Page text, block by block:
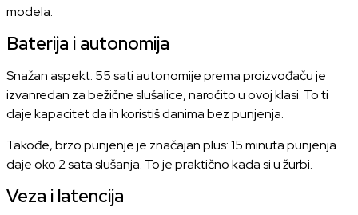
modela.
Baterija i autonomija
Snažan aspekt: 55 sati autonomije prema proizvođaču je
izvanredan za bežične slušalice, naročito u ovoj klasi. To ti
daje kapacitet da ih koristiš danima bez punjenja.
Takođe, brzo punjenje je značajan plus: 15 minuta punjenja
daje oko 2 sata slušanja. To je praktično kada si u žurbi.
Veza i latencija